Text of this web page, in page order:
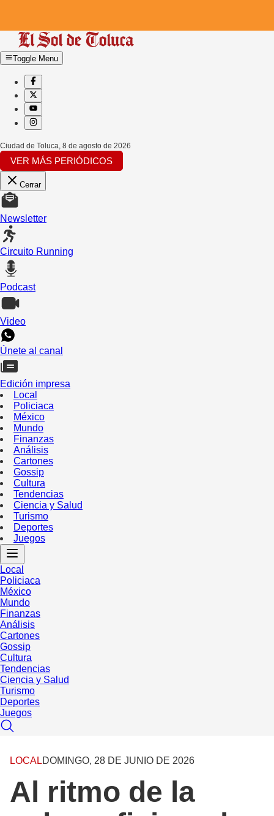
Toggle Menu
Ciudad de Toluca 8 de agosto de 2026
VER MÁS PERIÓDICOS
Cerrar
Newsletter
Circuito Running
Podcast
Video
Únete al canal
Edición impresa
Local
Policiaca
México
Mundo
Finanzas
Análisis
Cartones
Gossip
Cultura
Tendencias
Ciencia y Salud
Turismo
Deportes
Juegos
Local
Policiaca
México
Mundo
Finanzas
Análisis
Cartones
Gossip
Cultura
Tendencias
Ciencia y Salud
Turismo
Deportes
Juegos
LOCALDOMINGO, 28 DE JUNIO DE 2026
Al ritmo de la